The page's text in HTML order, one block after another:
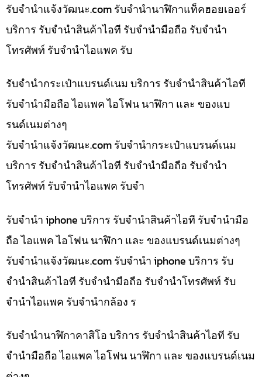
รับจํานําแจ้งวัฒนะ.com รับจำนำนาฬิกาแท็คฮอยเออร์
บริการ รับจำนำสินค้าไอที รับจำนำมือถือ รับจำนำ
โทรศัพท์ รับจำนำไอแพค รับ
รับจำนำกระเป๋าแบรนด์เนม บริการ รับจำนำสินค้าไอที
รับจำนำมือถือ ไอแพค ไอโฟน นาฬิกา และ ของแบ
รนด์เนมต่างๆ
รับจํานําแจ้งวัฒนะ.com รับจำนำกระเป๋าแบรนด์เนม
บริการ รับจำนำสินค้าไอที รับจำนำมือถือ รับจำนำ
โทรศัพท์ รับจำนำไอแพค รับจำ
รับจำนำ iphone บริการ รับจำนำสินค้าไอที รับจำนำมือ
ถือ ไอแพค ไอโฟน นาฬิกา และ ของแบรนด์เนมต่างๆ
รับจํานําแจ้งวัฒนะ.com รับจำนำ iphone บริการ รับ
จำนำสินค้าไอที รับจำนำมือถือ รับจำนำโทรศัพท์ รับ
จำนำไอแพค รับจำนำกล้อง ร
รับจำนำนาฬิกาคาสิโอ บริการ รับจำนำสินค้าไอที รับ
จำนำมือถือ ไอแพค ไอโฟน นาฬิกา และ ของแบรนด์เนม